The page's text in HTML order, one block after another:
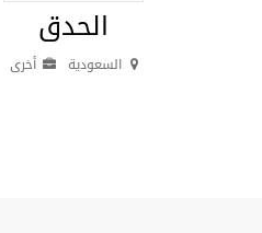
الحدق
السعودية أخرى